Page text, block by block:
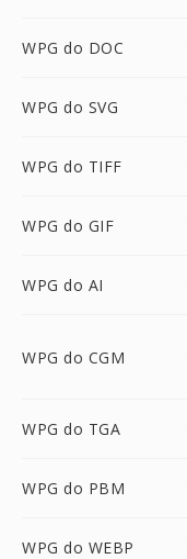
WPG do DOC
WPG do SVG
WPG do TIFF
WPG do GIF
WPG do AI
WPG do CGM
WPG do TGA
WPG do PBM
WPG do WEBP